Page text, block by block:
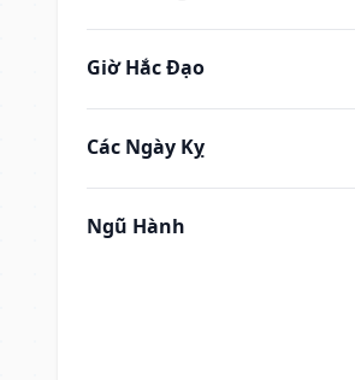
Giờ Hắc Đạo
Các Ngày Kỵ
Ngũ Hành